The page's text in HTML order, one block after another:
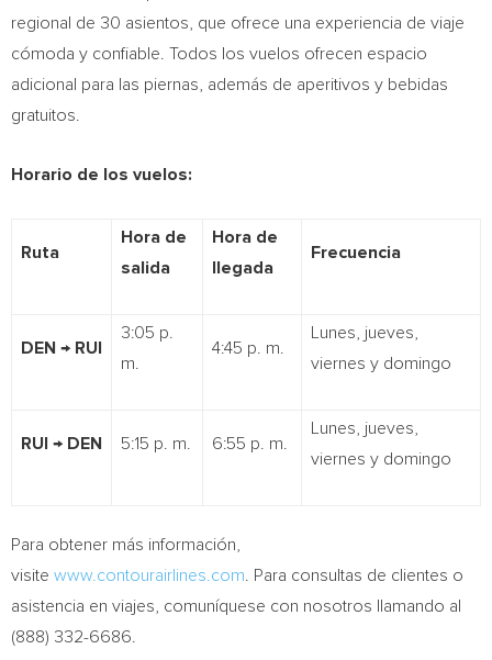
regional de 30 asientos, que ofrece una experiencia de viaje
cómoda y confiable. Todos los vuelos ofrecen espacio
adicional para las piernas, además de aperitivos y bebidas
gratuitos.
Horario de los vuelos:
Ruta
Hora de
salida
Hora de
llegada
Frecuencia
DEN → RUI
3:05 p.
m.
4:45 p. m.
Lunes, jueves,
viernes y domingo
RUI → DEN 5:15 p. m. 6:55 p. m.
Lunes, jueves,
viernes y domingo
Para obtener más información,
visite www.contourairlines.com . Para consultas de clientes o
asistencia en viajes, comuníquese con nosotros llamando al
(888) 332-6686.